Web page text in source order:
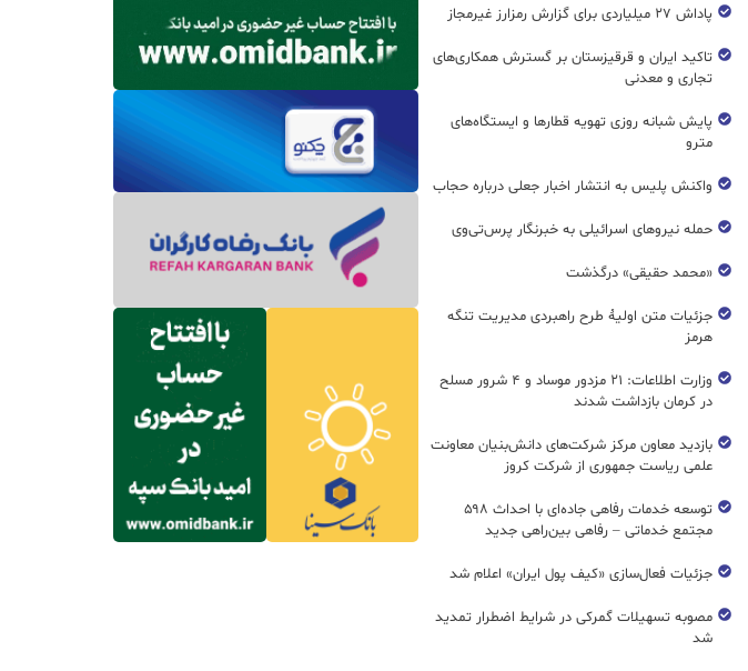
پاداش ۲۷ میلیاردی برای گزارش رمزارز غیرمجاز
تاکید ایران و قرقیزستان بر گسترش همکاری‌های
تجاری و معدنی
پایش شبانه روزی تهویه قطار‌ها و ایستگاه‌های
مترو
واکنش پلیس به انتشار اخبار جعلی درباره حجاب
حمله نیروهای اسرائیلی به خبرنگار پرس‌تی‌وی
«محمد حقیقی» درگذشت
جزئیات متن اولیۀ طرح راهبردی مدیریت تنگه
هرمز
وزارت اطلاعات: ۲۱ مزدور موساد و ۴ شرور مسلح
در کرمان بازداشت شدند
بازدید معاون مرکز شرکت‌های دانش‌بنیان معاونت
علمی ریاست جمهوری از شرکت کروز
توسعه خدمات رفاهی جاده‌ای با احداث ۵۹۸
مجتمع خدماتی – رفاهی بین‌راهی جدید
جزئیات فعال‌سازی «کیف پول ایران» اعلام شد
مصوبه تسهیلات گمرکی در شرایط اضطرار تمدید
شد